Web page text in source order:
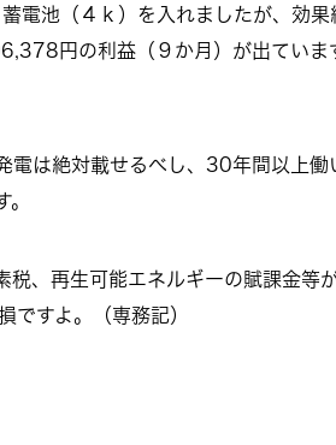
電池（４ｋ）を入れましたが、効果
円の利益（９か月）が出ていま
は絶対載せるべし、30年間以上働
、再生可能エネルギーの賦課金等
ですよ。（専務記）